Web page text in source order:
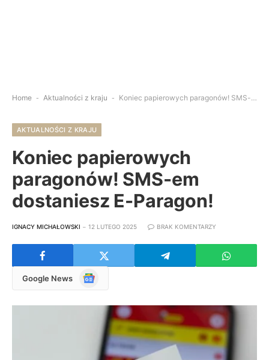
Home - Aktualności z kraju - Koniec papierowych paragonów! SMS-em dostaniesz E-Paragon!
AKTUALNOŚCI Z KRAJU
Koniec papierowych
paragonów! SMS-em
dostaniesz E-Paragon!
IGNACY MICHAŁOWSKI 12 LUTEGO 2025 BRAK KOMENTARZY
Google News
Google